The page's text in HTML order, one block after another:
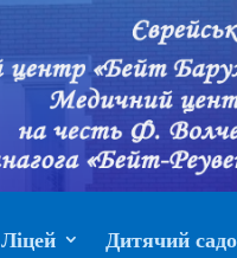
Ліцей Дитячий